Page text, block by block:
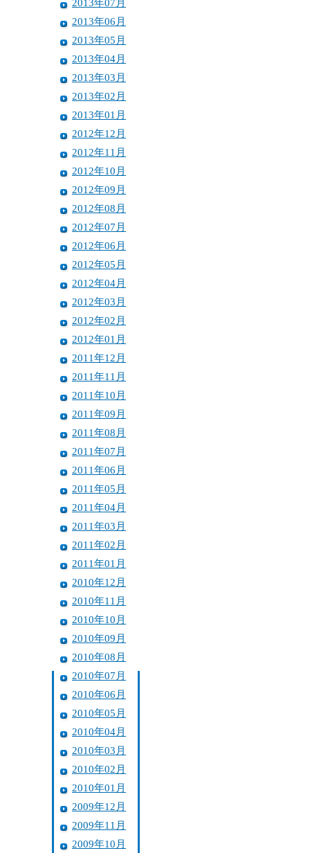
2013年07月
2013年06月
2013年05月
2013年04月
2013年03月
2013年02月
2013年01月
2012年12月
2012年11月
2012年10月
2012年09月
2012年08月
2012年07月
2012年06月
2012年05月
2012年04月
2012年03月
2012年02月
2012年01月
2011年12月
2011年11月
2011年10月
2011年09月
2011年08月
2011年07月
2011年06月
2011年05月
2011年04月
2011年03月
2011年02月
2011年01月
2010年12月
2010年11月
2010年10月
2010年09月
2010年08月
2010年07月
2010年06月
2010年05月
2010年04月
2010年03月
2010年02月
2010年01月
2009年12月
2009年11月
2009年10月